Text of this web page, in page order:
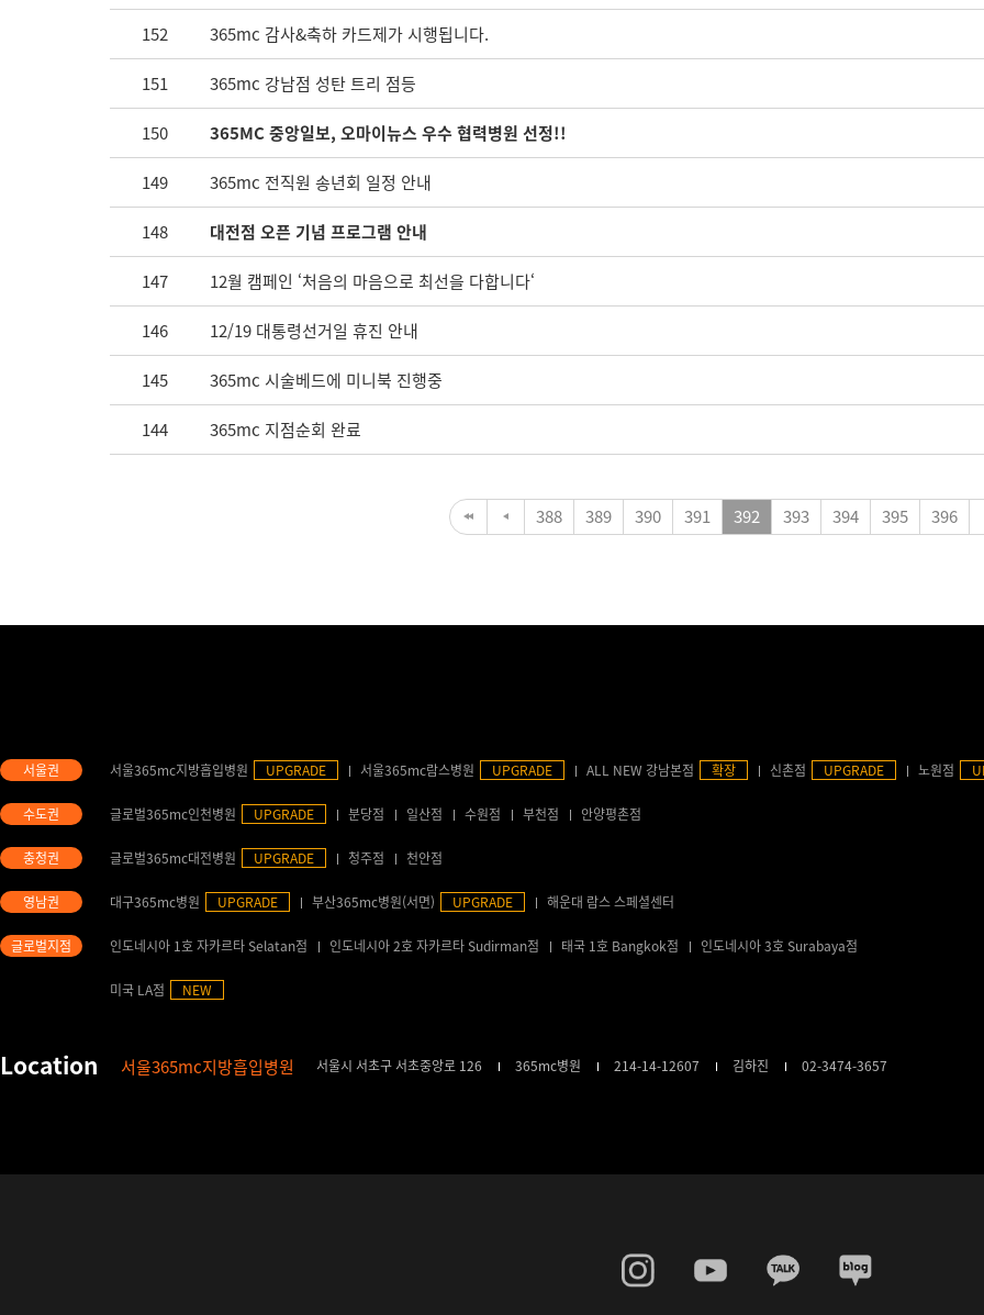
152 365mc 감사&축하 카드제가 시행됩니다.
151 365mc 강남점 성탄 트리 점등
150 365MC 중앙일보, 오마이뉴스 우수 협력병원 선정!!
149 365mc 전직원 송년회 일정 안내
148 대전점 오픈 기념 프로그램 안내
147 12월 캠페인 ‘처음의 마음으로 최선을 다합니다‘
146 12/19 대통령선거일 휴진 안내
145 365mc 시술베드에 미니북 진행중
144 365mc 지점순회 완료
388 389 390 391 392 393 394 395 396
서울365mc지방흡입병원 UPGRADE 서울365mc람스병원 UPGRADE ALL NEW 강남본점 확장 신촌점 UPGRADE 노원점
글로벌365mc인천병원 UPGRADE 분당점 일산점 수원점 부천점 안양평촌점
글로벌365mc대전병원 UPGRADE 청주점 천안점
대구365mc병원 UPGRADE 부산365mc병원(서면) UPGRADE 해운대 람스 스페셜센터
인도네시아 1호 자카르타 Selatan점 인도네시아 2호 자카르타 Sudirman점 태국 1호 Bangkok점 인도네시아 3호 Surabaya점
미국 LA점 NEW
서울365mc지방흡입병원 서울시 서초구 서초중앙로 126 365mc병원 214-14-12607 김하진 02-3474-3657